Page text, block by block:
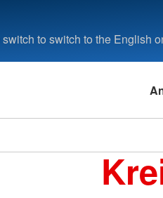
to switch to the English